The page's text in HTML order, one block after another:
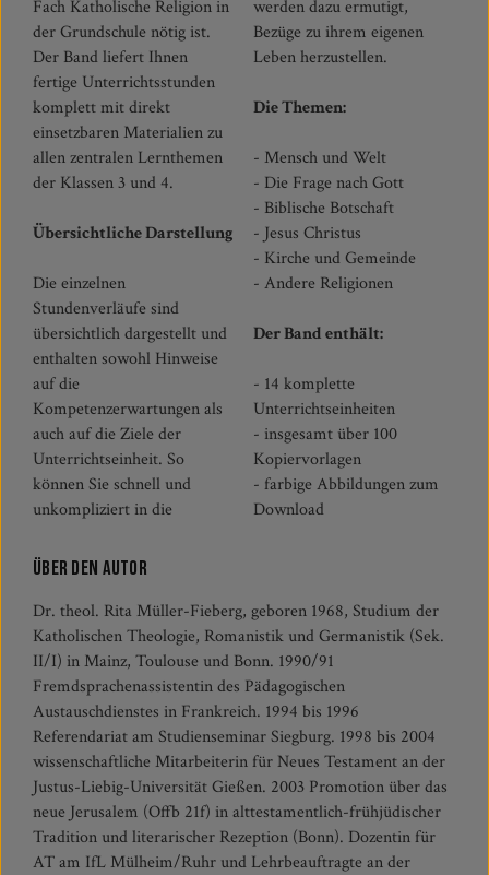
Fach Katholische Religion in
der Grundschule nötig ist.
Der Band liefert Ihnen
fertige Unterrichtsstunden
komplett mit direkt
einsetzbaren Materialien zu
allen zentralen Lernthemen
der Klassen 3 und 4.
Übersichtliche Darstellung
Die einzelnen
Stundenverläufe sind
übersichtlich dargestellt und
enthalten sowohl Hinweise
auf die
Kompetenzerwartungen als
auch auf die Ziele der
Unterrichtseinheit. So
können Sie schnell und
unkompliziert in die
werden dazu ermutigt,
Bezüge zu ihrem eigenen
Leben herzustellen.
Die Themen:
- Mensch und Welt
- Die Frage nach Gott
- Biblische Botschaft
- Jesus Christus
- Kirche und Gemeinde
- Andere Religionen
Der Band enthält:
- 14 komplette
Unterrichtseinheiten
- insgesamt über 100
Kopiervorlagen
- farbige Abbildungen zum
Download
Über den Autor
Dr. theol. Rita Müller-Fieberg, geboren 1968, Studium der
Katholischen Theologie, Romanistik und Germanistik (Sek.
II/I) in Mainz, Toulouse und Bonn. 1990/91
Fremdsprachenassistentin des Pädagogischen
Austauschdienstes in Frankreich. 1994 bis 1996
Referendariat am Studienseminar Siegburg. 1998 bis 2004
wissenschaftliche Mitarbeiterin für Neues Testament an der
Justus-Liebig-Universität Gießen. 2003 Promotion über das
neue Jerusalem (Offb 21f) in alttestamentlich-frühjüdischer
Tradition und literarischer Rezeption (Bonn). Dozentin für
AT am IfL Mülheim/Ruhr und Lehrbeauftragte an der